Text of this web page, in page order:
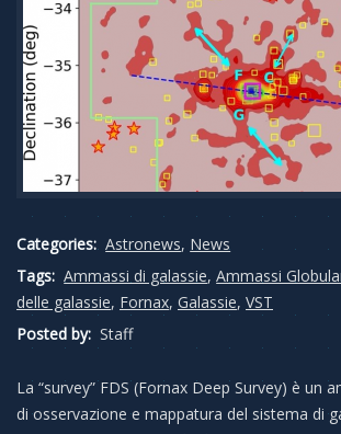
Categories: Astronews, News
Tags: Ammassi di galassie,Ammassi
delle galassie, Fornax, Galassie, VST
Posted by: Staff
La “survey” FDS (Fornax Deep Survey) è un
di osservazione e mappatura del sistema di